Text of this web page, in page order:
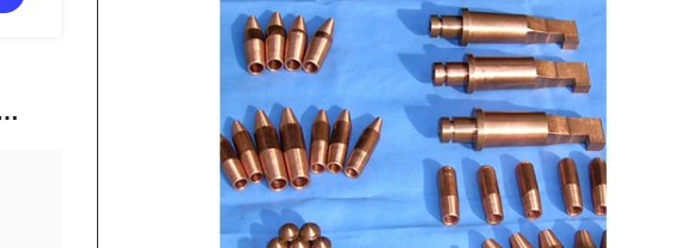
UNS IN VERBINDUNG